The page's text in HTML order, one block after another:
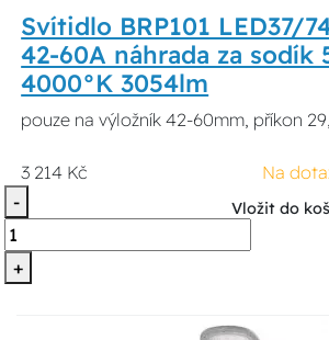
Svítidlo BRP101 LED37/
42-60A náhrada za sodík
4000°K 3054lm
pouze na výložník 42-60mm, příkon
3 214 Kč
Na
-
+
Vložit do